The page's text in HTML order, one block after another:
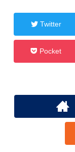
Twitter
Pocket